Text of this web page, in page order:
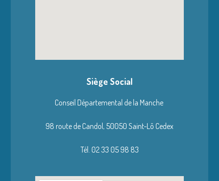
Siège Social
Conseil Départemental de la Manche
98 route de Candol, 50050 Saint-Lô Cedex
Tél. 02 33 05 98 83